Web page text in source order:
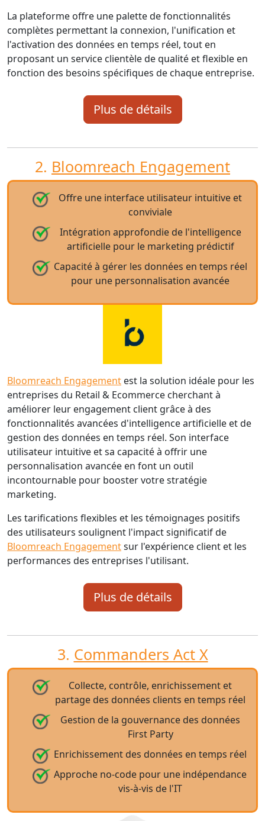
La plateforme offre une palette de fonctionnalités
complètes permettant la connexion, l'unification et
l'activation des données en temps réel, tout en
proposant un service clientèle de qualité et flexible en
fonction des besoins spécifiques de chaque entreprise.
Plus de détails
2. Bloomreach Engagement
Offre une interface utilisateur intuitive et
conviviale
Intégration approfondie de l'intelligence
artificielle pour le marketing prédictif
Capacité à gérer les données en temps réel
pour une personnalisation avancée
Bloomreach Engagement est la solution idéale pour les
entreprises du Retail & Ecommerce cherchant à
améliorer leur engagement client grâce à des
fonctionnalités avancées d'intelligence artificielle et de
gestion des données en temps réel. Son interface
utilisateur intuitive et sa capacité à offrir une
personnalisation avancée en font un outil
incontournable pour booster votre stratégie
marketing.
Les tarifications flexibles et les témoignages positifs
des utilisateurs soulignent l'impact significatif de
Bloomreach Engagementsur l'expérience client et les
performances des entreprises l'utilisant.
Plus de détails
3. Commanders Act X
Collecte, contrôle, enrichissement et
partage des données clients en temps réel
Gestion de la gouvernance des données
First Party
Enrichissement des données en temps réel
Approche no-code pour une indépendance
vis-à-vis de l'IT